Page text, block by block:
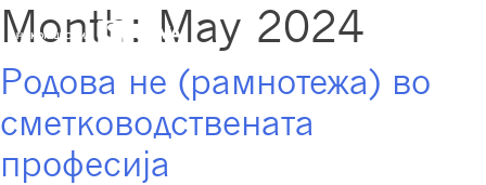
Month: May 2024
Родова не (рамнотежа) во
сметководствената
професија